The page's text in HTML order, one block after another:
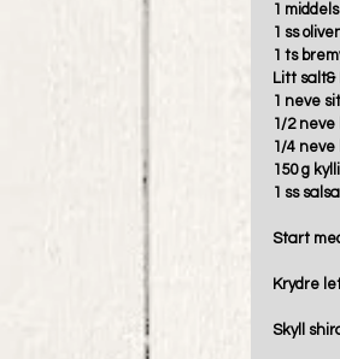
1
1 ss
1 ts
Litt salt&
1 neve
1/2
1/4
150 g
1 ss
Start
Krydre
Skyll